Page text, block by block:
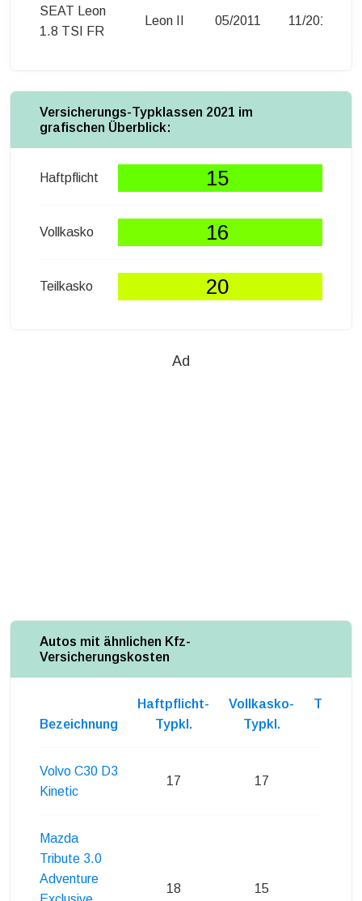
SEAT Leon
1.8 TSI FR
Leon II 05/2011 11/2012
Versicherungs-Typklassen 2021 im
grafischen Überblick:
Haftpflicht 15
Vollkasko 16
Teilkasko 20
Ad
Autos mit ähnlichen Kfz-
Versicherungskosten
Bezeichnung
Haftpflicht-
Typkl.
Vollkasko-
Typkl.
Volvo C30 D3
Kinetic
17 17
Mazda
Tribute 3.0
Adventure
18 15